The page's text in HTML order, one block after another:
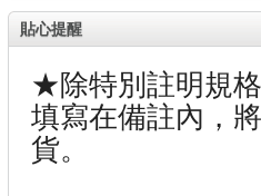
貼心提醒
★除特別註明規
填寫在備註內，
貨。